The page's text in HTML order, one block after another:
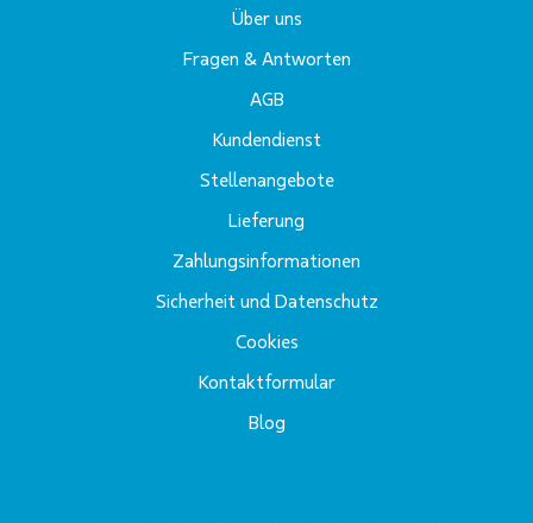
Über uns
Fragen & Antworten
AGB
Kundendienst
Stellenangebote
Lieferung
Zahlungsinformationen
Sicherheit und Datenschutz
Cookies
Kontaktformular
Blog